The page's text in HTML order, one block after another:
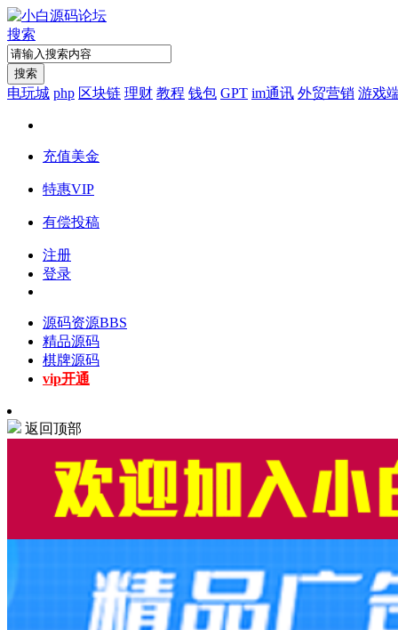
搜索
搜索
电玩城 php 区块链 理财 教程 钱包 GPT im通讯 外贸营销 游戏
充值美金
特惠VIP
有偿投稿
注册
登录
源码资源BBS
精品源码
棋牌源码
vip开通
返回顶部